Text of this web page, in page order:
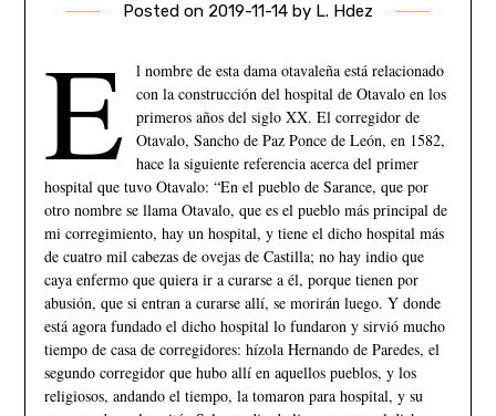
Posted on 2019-11-14 by L. Hdez
E
l nombre de esta dama otavaleña está relacionado
con la construcción del hospital de Otavalo en los
primeros años del siglo XX. El corregidor de
Otavalo, Sancho de Paz Ponce de León, en 1582,
hace la siguiente referencia acerca del primer
hospital que tuvo Otavalo: “En el pueblo de Sarance, que por
otro nombre se llama Otavalo, que es el pueblo más principal de
mi corregimiento, hay un hospital, y tiene el dicho hospital más
de cuatro mil cabezas de ovejas de Castilla; no hay indio que
caya enfermo que quiera ir a curarse a él, porque tienen por
abusión, que si entran a curarse allí, se morirán luego. Y donde
está agora fundado el dicho hospital lo fundaron y sirvió mucho
tiempo de casa de corregidores: hízola Hernando de Paredes, el
segundo corregidor que hubo allí en aquellos pueblos, y los
religiosos, andando el tiempo, la tomaron para hospital, y su